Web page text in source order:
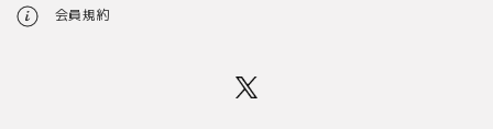
会員規約